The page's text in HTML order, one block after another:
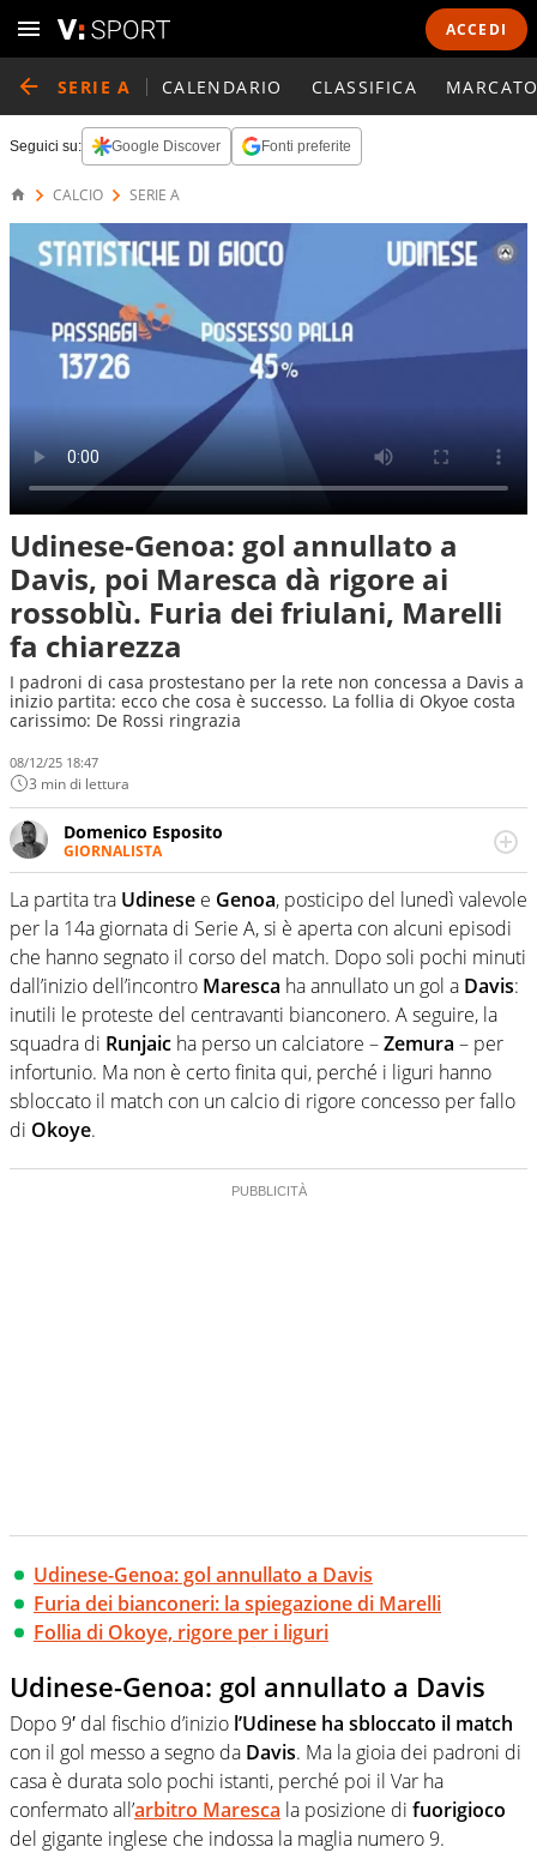
ACCEDI
SERIE A CALENDARIO CLASSIFICA
Seguici su: Google Discover Fonti preferite
CALCIO SERIE A
Udinese-Genoa: gol annullato a
Davis, poi Maresca dà rigore ai
rossoblù. Furia dei friulani, Marelli
fa chiarezza
I padroni di casa prostestano per la rete non concessa a Davis a
inizio partita: ecco che cosa è successo. La follia di Okyoe costa
carissimo: De Rossi ringrazia
08/12/25 18:47
3 min di lettura
Domenico Esposito
GIORNALISTA
Da vent’anni in campo e sul campo per vivere ogni evento
in tutte le sue sfaccettature. Passione smisurata per il
calcio e per la sfera di cuoio. Il pallone è una cosa
serissima, guai a dirgli di no
La partita tra Udinese e Genoa, posticipo del lunedì valevole
per la 14a giornata di Serie A, si è aperta con alcuni episodi
che hanno segnato il corso del match. Dopo soli pochi minuti
dall’inizio dell’incontro Maresca ha annullato un gol a Davis:
inutili le proteste del centravanti bianconero. A seguire, la
squadra di Runjaic ha perso un calciatore –Zemura – per
infortunio. Ma non è certo finita qui, perché i liguri hanno
sbloccato il match con un calcio di rigore concesso per fallo
di Okoye.
Udinese-Genoa: gol annullato a Davis
Furia dei bianconeri: la spiegazione di Marelli
Follia di Okoye, rigore per i liguri
Udinese-Genoa: gol annullato a Davis
Dopo 9′ dal fischio d’inizio l’Udinese ha sbloccato il match
con il gol messo a segno da Davis. Ma la gioia dei padroni di
casa è durata solo pochi istanti, perché poi il Var ha
confermato all’arbitro Maresca la posizione di fuorigioco
del gigante inglese che indossa la maglia numero 9.